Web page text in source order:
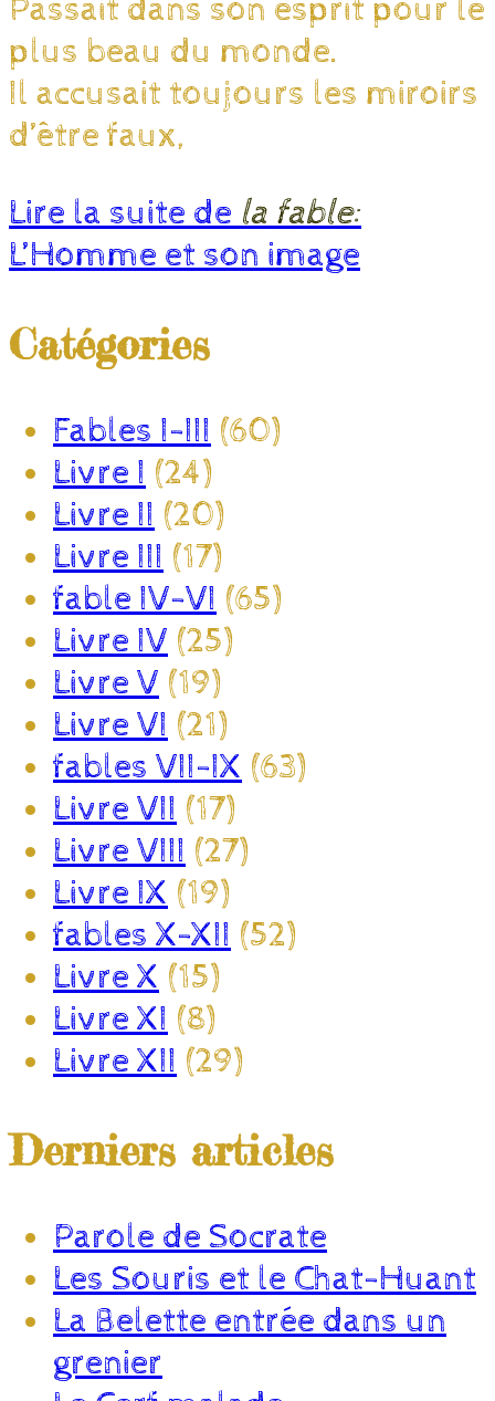
Passait dans son esprit pour le
plus beau du monde.
Il accusait toujours les miroirs
d’être faux,
Lire la suite de la fable:
L’Homme et son image
Catégories
Fables I-III (60)
Livre I (24)
Livre II (20)
Livre III (17)
fable IV-VI (65)
Livre IV (25)
Livre V (19)
Livre VI (21)
fables VII-IX (63)
Livre VII (17)
Livre VIII (27)
Livre IX (19)
fables X-XII (52)
Livre X (15)
Livre XI (8)
Livre XII (29)
Derniers articles
Parole de Socrate
Les Souris et le Chat-Huant
La Belette entrée dans un
grenier